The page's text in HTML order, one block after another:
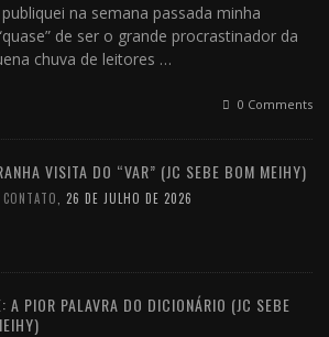
na semana passada minha
de ser o grande procrastinador da
chuva de leitores …
0 Comments
VISITA DO “VAR” (JC SEBE BOM MEIHY)
26 DE JULHO DE 2026
A PIOR PALAVRA DO DICIONÁRIO (JC SEBE